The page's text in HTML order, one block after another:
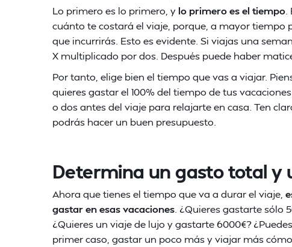
Lo primero es lo primero, y lo primero es el tiempo
cuánto te costará el viaje, porque, a mayor tiempo
que incurrirás. Esto es evidente. Si viajas una
X multiplicado por dos. Después puede haber
Por tanto, elige bien el tiempo que vas a viajar.
quieres gastar el 100% del tiempo de tus
o dos antes del viaje para relajarte en casa. Ten
podrás hacer un buen presupuesto.
Determina un gasto total y
Ahora que tienes el tiempo que va a durar el viaje,
gastar en esas vacaciones . ¿Quieres gastarte
¿Quieres un viaje de lujo y gastarte 6000€?
primer caso, gastar un poco más y viajar más